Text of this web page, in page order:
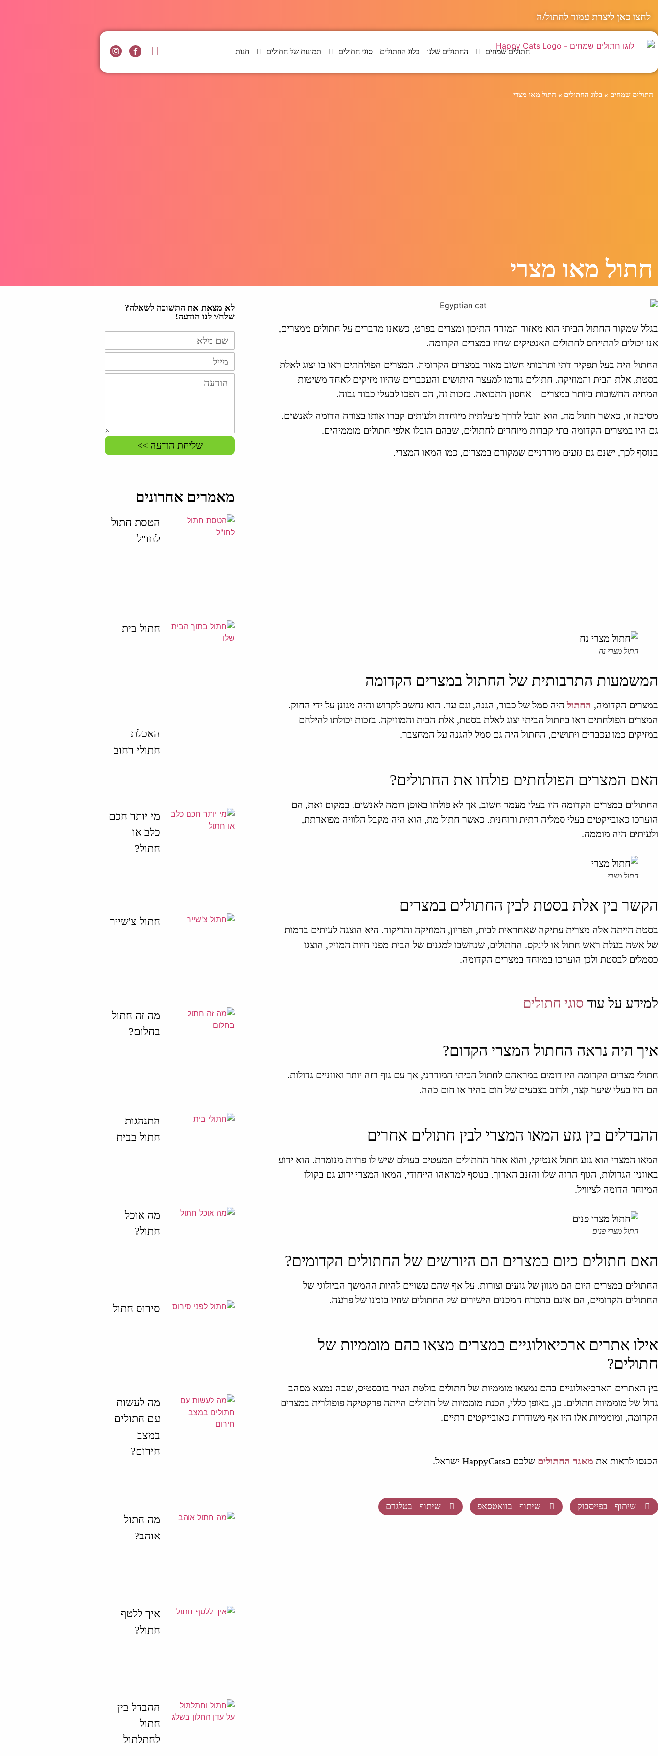
לחצו כאן ליצרת עמוד לחתול/ה
חתולים שמחים החתולים שלנו בלוג החתולים סוגי חתולים תמונות של חתולים חנות
חתולים שמחים » בלוג החתולים » חתול מאו מצרי
חתול מאו מצרי
בגלל שמקור החתול הביתי הוא מאזור המזרח התיכון ומצרים בפרט, כשאנו מדברים על חתולים ממצרים,
אנו יכולים להתייחס לחתולים האנטיקים שחיו במצרים הקדומה.
החתול היה בעל תפקיד דתי ותרבותי חשוב מאוד במצרים הקדומה. המצרים הפולחתים ראו בו יצוג לאלת
בסטת, אלת הבית והמוזיקה. חתולים גורמו למעצר היתושים והעכברים שהיוו מזיקים לאחד משיטות
המחיה החשובות ביותר במצרים – אחסון התבואה. בזכות זה, הם הפכו לבעלי כבוד גבוה.
מסיבה זו, כאשר חתול מת, הוא הובל לדרך פועלתית מיוחדת ולעיתים קברו אותו בצורה הדומה לאנשים.
גם היו במצרים הקדומה בתי קברות מיוחדים לחתולים, שבהם הובלו אלפי חתולים מוממיהים.
בנוסף לכך, ישנם גם גזעים מודרניים שמקורם במצרים, כמו המאו המצרי.
חתול מצרי נח
המשמעות התרבותית של החתול במצרים הקדומה
במצרים הקדומה, החתולהיה סמל של כבוד, הגנה, וגם עוז. הוא נחשב לקדוש והיה מגונן על ידי החוק.
המצרים הפולחתים ראו בחתול הביתי יצוג לאלת בסטת, אלת הבית והמוזיקה. בזכות יכולתו להילחם
במזיקים כמו עכברים ויתושים, החתול היה גם סמל להגנה על המחצבר.
האם המצרים הפולחתים פולחו את החתולים?
החתולים במצרים הקדומה היו בעלי מעמד חשוב, אך לא פולחו באופן דומה לאנשים. במקום זאת, הם
הוערכו כאובייקטים בעלי סמליה דתית ורוחנית. כאשר חתול מת, הוא היה מקבל הלוויה מפוארתת,
ולעיתים היה מוממה.
חתול מצרי
הקשר בין אלת בסטת לבין החתולים במצרים
בסטת הייתה אלה מצרית עתיקה שאחראית לבית, הפריון, המוזיקה והריקוד. היא הוצגה לעיתים בדמות
של אשה בעלת ראש חתול או לינקס. החתולים, שנחשבו למגנים של הבית מפני חיות המזיק, הוצגו
כסמלים לבסטת ולכן הוערכו במיוחד במצרים הקדומה.
למידע על עוד סוגי חתולים
איך היה נראה החתול המצרי הקדום?
חתולי מצרים הקדומה היו דומים במראהם לחתול הביתי המודרני, אך עם גוף רזה יותר ואוזניים גדולות.
הם היו בעלי שיער קצר, ולרוב בצבעים של חום בהיר או חום כהה.
ההבדלים בין גזע המאו המצרי לבין חתולים אחרים
המאו המצרי הוא גזע חתול אנטיקי, והוא אחד החתולים המעטים בעולם שיש לו פרוות מנומרת. הוא ידוע
באוזניו הגדולות, הגוף הרזה שלו והזנב הארוך. בנוסף למראהו הייחודי, המאו המצרי ידוע גם בקולו
המיוחד הדומה לציוויל.
חתול מצרי פנים
האם חתולים כיום במצרים הם היורשים של החתולים הקדומים?
החתולים במצרים היום הם מגוון של גזעים וצורות. על אף שהם עשויים להיות ההמשך הביולוגי של
החתולים הקדומים, הם אינם בהכרח המכנים הישירים של החתולים שחיו בזמנו של פרעה.
אילו אתרים ארכיאולוגיים במצרים מצאו בהם מוממיות של
חתולים?
בין האתרים הארכיאולוגיים בהם נמצאו מוממיות של חתולים בולטת העיר בובסטיס, שבה נמצא מסהב
גדול של מוממיות חתולים. כן, באופן כללי, הכנת מוממיות של חתולים הייתה פרקטיקה פופולרית במצרים
הקדומה, ומוממיות אלו היו אף משודרות כאובייקטים דתיים.
הכנסו לראות את מאגר החתולים שלכם בHappyCats ישראל.
שיתוף בפייסבוק שיתוף בוואטסאפ שיתוף בטלגרם
לא מצאת את התשובה לשאלה?
שלח/י לנו הודעה!
שליחת הודעה >>
מאמרים אחרונים
הטסת חתול
לחו"ל
חתול בית
האכלת
חתולי רחוב
מי יותר חכם
כלב או
חתול?
חתול צ'שייר
מה זה חתול
בחלום?
התנהגות
חתול בבית
מה אוכל
חתול?
סירוס חתול
מה לעשות
עם חתולים
במצב
חירום?
מה חתול
אוהב?
איך ללטף
חתול?
ההבדל בין
חתול
לחתלתול